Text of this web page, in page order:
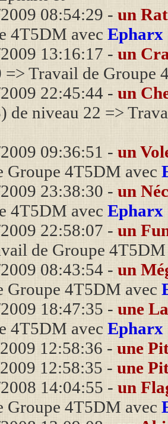
08:54:29 - un
4T5DM avec Epharx
13:16:17 - un
=> Travail de Groupe
22:45:44 - un
de niveau 22 =>
09:36:51 - un
Groupe 4T5DM avec
23:38:30 - un
4T5DM avec Epharx
22:58:07 - un
de Groupe
08:43:54 - un
Groupe 4T5DM avec
18:47:35 - une
4T5DM avec Epharx
12:58:36 - une
12:58:35 - une
14:04:55 - un
Groupe 4T5DM avec